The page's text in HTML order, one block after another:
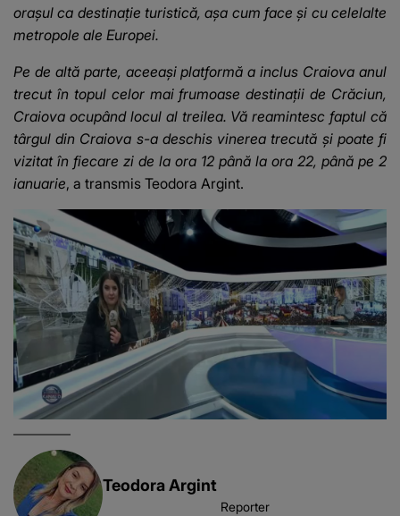
orașul ca destinație turistică, așa cum face și cu celelalte
metropole ale Europei.
Pe de altă parte, aceeași platformă a inclus Craiova anul
trecut în topul celor mai frumoase destinații de Crăciun,
Craiova ocupând locul al treilea. Vă reamintesc faptul că
târgul din Craiova s-a deschis vinerea trecută și poate fi
vizitat în fiecare zi de la ora 12 până la ora 22, până pe 2
ianuarie, a transmis Teodora Argint.
Teodora Argint
Reporter